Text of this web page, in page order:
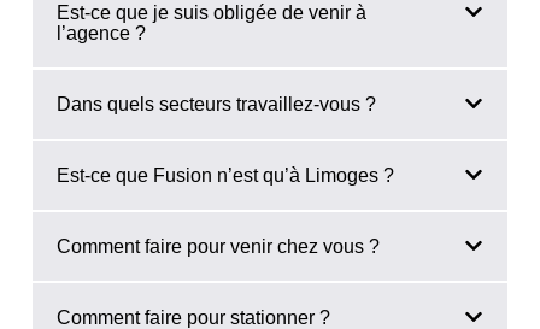
Est-ce que je suis obligée de venir à
l’agence ?
Dans quels secteurs travaillez-vous ?
Est-ce que Fusion n’est qu’à Limoges ?
Comment faire pour venir chez vous ?
Comment faire pour stationner ?